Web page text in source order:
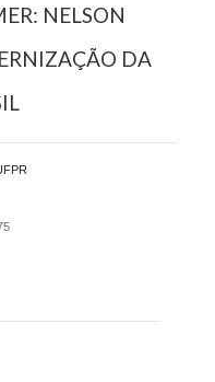
NELSON
DA